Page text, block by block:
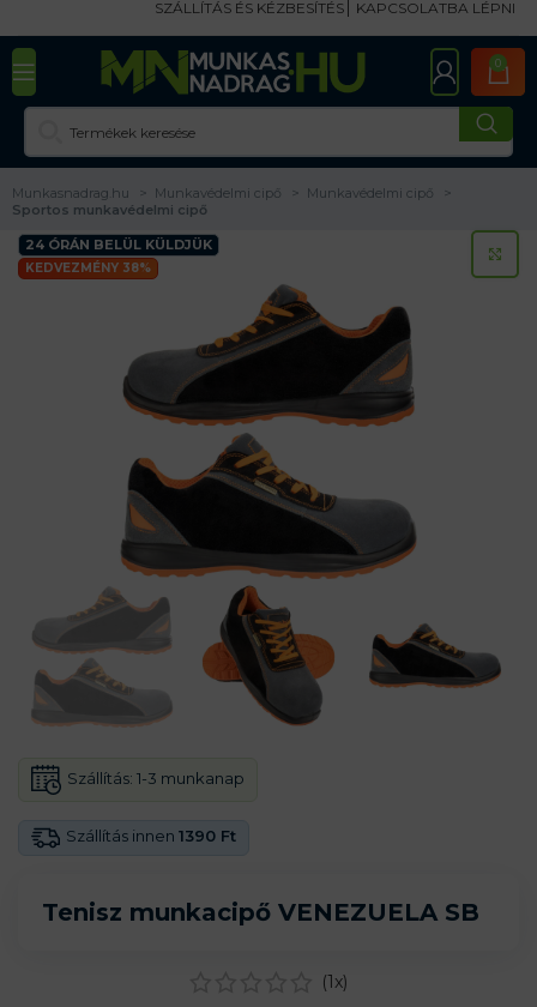
SZÁLLÍTÁS ÉS KÉZBESÍTÉS KAPCSOLATBA LÉPNI
0
Munkasnadrag.hu Munkavédelmi cipő
Munkavédelmi cipő
Sportos munkavédelmi cipő
24 ÓRÁN BELÜL KÜLDJÜK
KEDVEZMÉNY 38%
Tenisz munkacipő VENEZUELA SB
Szállítás innen 1390 Ft
Szállítás: 1-3 munkanap
(1x)